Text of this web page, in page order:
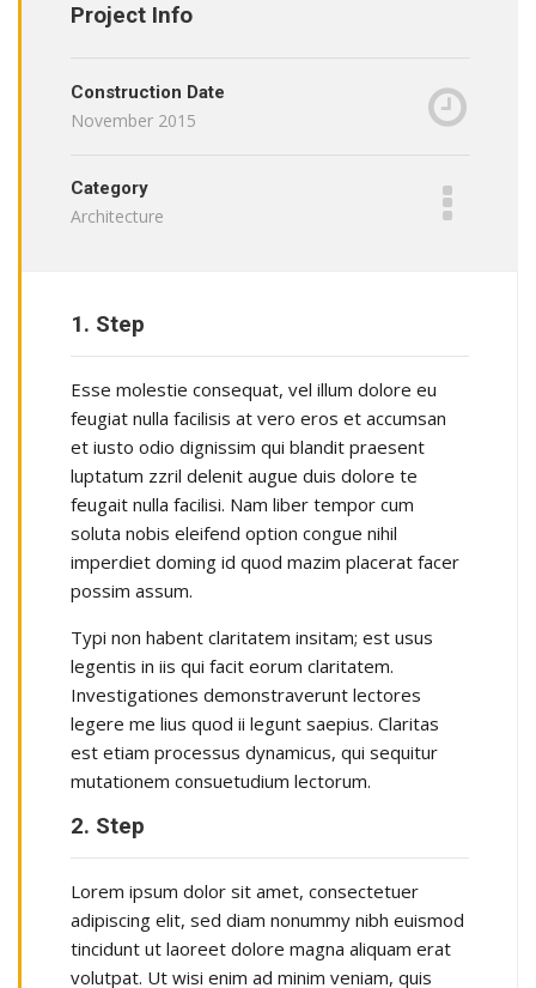
Project Info
Construction Date
November 2015
Category
Architecture
1. Step
Esse molestie consequat, vel illum dolore eu
feugiat nulla facilisis at vero eros et accumsan
et iusto odio dignissim qui blandit praesent
luptatum zzril delenit augue duis dolore te
feugait nulla facilisi. Nam liber tempor cum
soluta nobis eleifend option congue nihil
imperdiet doming id quod mazim placerat facer
possim assum.
Typi non habent claritatem insitam; est usus
legentis in iis qui facit eorum claritatem.
Investigationes demonstraverunt lectores
legere me lius quod ii legunt saepius. Claritas
est etiam processus dynamicus, qui sequitur
mutationem consuetudium lectorum.
2. Step
Lorem ipsum dolor sit amet, consectetuer
adipiscing elit, sed diam nonummy nibh euismod
tincidunt ut laoreet dolore magna aliquam erat
volutpat. Ut wisi enim ad minim veniam, quis